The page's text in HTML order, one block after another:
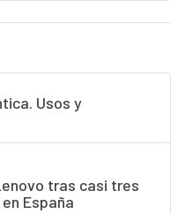
Usos y
tras casi tres
España